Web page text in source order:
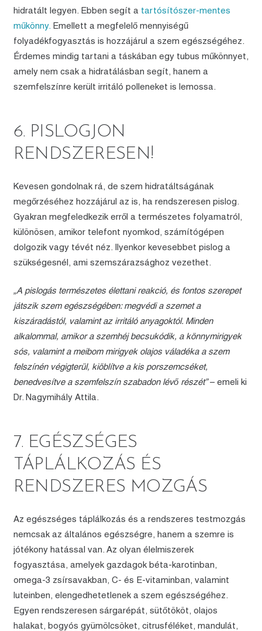
hidratált legyen. Ebben segít a tartósítószer-mentes
műkönny.Emellett a megfelelő mennyiségű
folyadékfogyasztás is hozzájárul a szem egészségéhez.
Érdemes mindig tartani a táskában egy tubus műkönnyet,
amely nem csak a hidratálásban segít, hanem a
szemfelszínre került irritáló polleneket is lemossa.
6. PISLOGJON
RENDSZERESEN!
Kevesen gondolnak rá, de szem hidratáltságának
megőrzéséhez hozzájárul az is, ha rendszeresen pislog.
Gyakran megfeledkezik erről a természetes folyamatról,
különösen, amikor telefont nyomkod, számítógépen
dolgozik vagy tévét néz. Ilyenkor kevesebbet pislog a
szükségesnél, ami szemszárazsághoz vezethet.
„A pislogás természetes élettani reakció, és fontos szerepet
játszik szem egészségében: megvédi a szemet a
kiszáradástól, valamint az irritáló anyagoktól. Minden
alkalommal, amikor a szemhéj becsukódik, a könnymirigyek
sós, valamint a meibom mirigyek olajos váladéka a szem
felszínén végigterül, kiöblítve a kis porszemcséket,
benedvesítve a szemfelszín szabadon lévő részét”– emeli ki
Dr. Nagymihály Attila.
7. EGÉSZSÉGES
TÁPLÁLKOZÁS ÉS
RENDSZERES MOZGÁS
Az egészséges táplálkozás és a rendszeres testmozgás
nemcsak az általános egészségre, hanem a szemre is
jótékony hatással van. Az olyan élelmiszerek
fogyasztása, amelyek gazdagok béta-karotinban,
omega-3 zsírsavakban, C- és E-vitaminban, valamint
luteinben, elengedhetetlenek a szem egészségéhez.
Egyen rendszeresen sárgarépát, sütőtököt, olajos
halakat, bogyós gyümölcsöket, citrusféléket, mandulát,